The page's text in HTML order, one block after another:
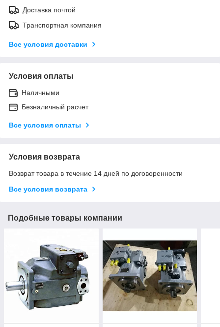
Доставка почтой
Транспортная компания
Все условия доставки
Условия оплаты
Наличными
Безналичный расчет
Все условия оплаты
Условия возврата
Возврат товара в течение 14 дней по договоренности
Все условия возврата
Подобные товары компании